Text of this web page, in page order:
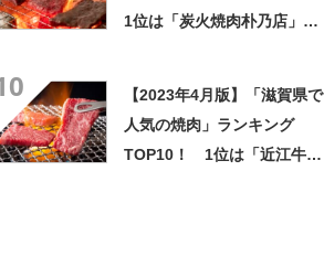
1位は「炭火焼肉朴乃店」
【2023年4月版】「滋賀県で
人気の焼肉」ランキング
TOP10！ 1位は「近江牛焼